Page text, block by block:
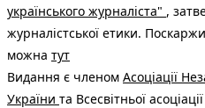
українського журналіста" ,
журналістської етики.
можна тут
Видання є членом Асоціації
України та Всесвітньої